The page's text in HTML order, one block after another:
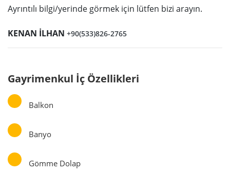
Ayrıntılı bilgi/yerinde görmek için lütfen bizi arayın.
KENAN İLHAN +90(533)826-2765
Gayrimenkul İç Özellikleri
Balkon
Banyo
Gömme Dolap